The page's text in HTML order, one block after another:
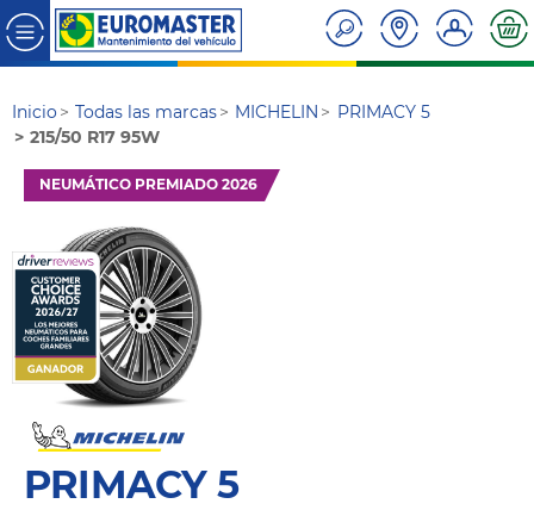
Inicio Todas las marcas MICHELIN
PRIMACY 5
215/50 R17 95W
NEUMÁTICO PREMIADO 2026
PRIMACY 5